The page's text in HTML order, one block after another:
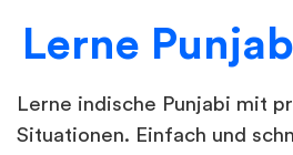
Lerne
Lerne indische Punjabi mit
Situationen. Einfach und